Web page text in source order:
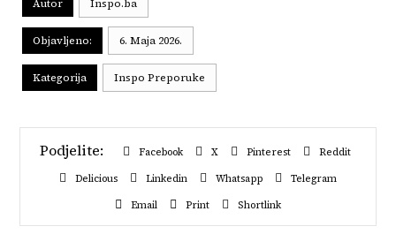
Autor Inspo.ba
Objavljeno: 6. Maja 2026.
Kategorija Inspo Preporuke
Facebook X Pinterest
Reddit
Delicious
Linkedin Whatsapp
Telegram
Email
Print Shortlink